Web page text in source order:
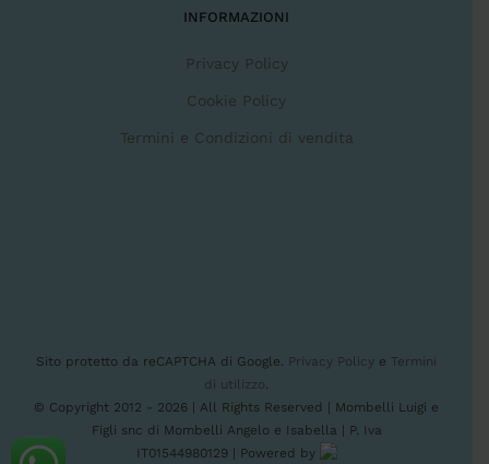
INFORMAZIONI
Privacy Policy
Cookie Policy
Termini e Condizioni di vendita
Sito protetto da reCAPTCHA di Google. Privacy Policy e Termini
di utilizzo
© Copyright 2012 - 2026 | All Rights Reserved | Mombelli Luigi e
Figli snc di Mombelli Angelo e Isabella | P. Iva
IT01544980129 | Powered by